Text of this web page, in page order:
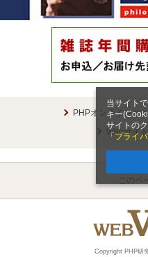
当サイト
キー
サイトの
「 プライ
PHPオンラインとは
Webサイ
このペ
Copyright PHP研